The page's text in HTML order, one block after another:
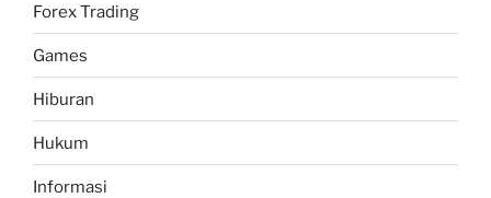
Forex Trading
Games
Hiburan
Hukum
Informasi